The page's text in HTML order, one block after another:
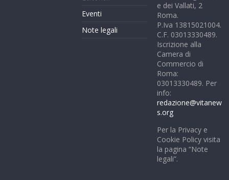
Eventi
Note legali
e dei Vallati, 2
Roma.
P.Iva 13815021004.
C.F. 03013330489.
Iscrizione alla
Camera di
Commercio di
Roma:
03013330489. Per
info:
redazione@vitanew
s.org
Per la Privacy e
Cookie Policy visita
la pagina “Note
legali”.